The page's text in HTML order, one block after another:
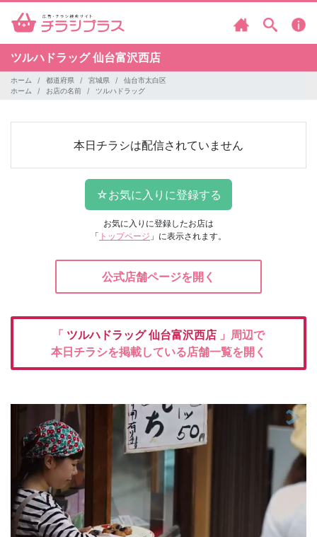
ツルハドラッグ仙台富沢西店
ホーム 都道府県 宮城県
仙台市太白区
ホーム
お店の名前 ツルハドラッグ
本日チラシは配信されていません
お気に入りに登録したお店は
「 トップページ 」に表示されます。
公式店舗ページを開く
「 ツルハドラッグ仙台富沢西店 」周辺で
本日チラシを掲載している店舗一覧を開く